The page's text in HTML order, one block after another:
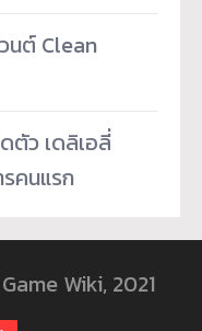
นต์ Clean
ตัว เดลิเอลี่
คนแรก
Wiki, 2021